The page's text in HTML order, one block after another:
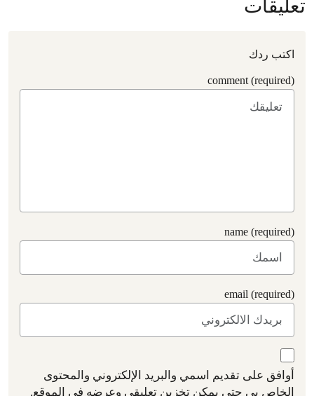
تعليقات
اكتب ردك
comment (required)
name (required)
email (required)
أوافق على تقديم اسمي والبريد الإلكتروني والمحتوى
الخاص بي حتى يمكن تخزين تعليقي وعرضه في الموقع.